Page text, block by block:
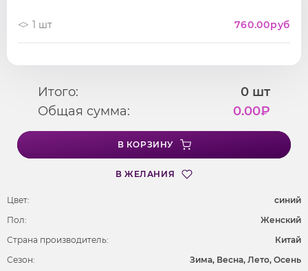
1 шт 760.00руб
Итого: 0 шт
Общая сумма:
0.00₽
В КОРЗИНУ
В ЖЕЛАНИЯ
Цвет:
cиний
Пол:
Женский
Страна производитель:
Китай
Сезон:
Зима, Весна, Лето, Осень